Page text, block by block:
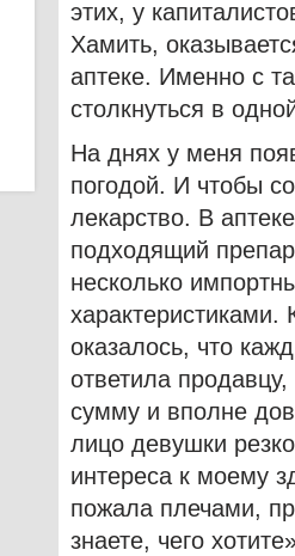
этих, у
Хамить,
аптеке. Именно с
столкнуться в
На днях у меня
погодой. И чтобы
лекарство. В
подходящий
несколько
характеристиками.
оказалось, что
ответила
сумму и вполне
лицо девушки
интереса к моему
пожала плечами,
знаете, чего